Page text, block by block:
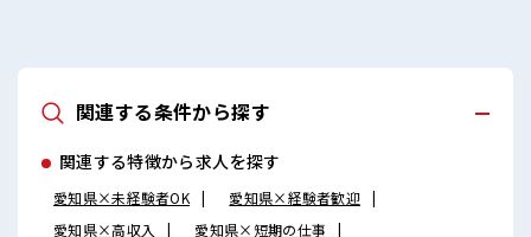
関連する条件から探す
関連する特徴から求人を探す
愛知県×未経験者OK
愛知県×経験者歓迎
愛知県×高収入
愛知県×短期の仕事